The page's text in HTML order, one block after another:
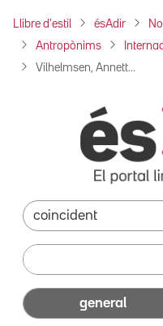
Llibre d'estil ésAdir
Antropònims
Vilhelmsen, Annett...
general